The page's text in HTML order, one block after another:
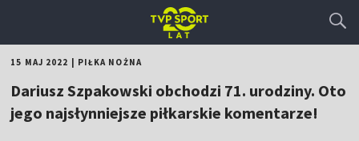
15 MAJ 2022 PIŁKA NOŻNA
Dariusz Szpakowski obchodzi 71. urodziny. Oto
jego najsłynniejsze piłkarskie komentarze!